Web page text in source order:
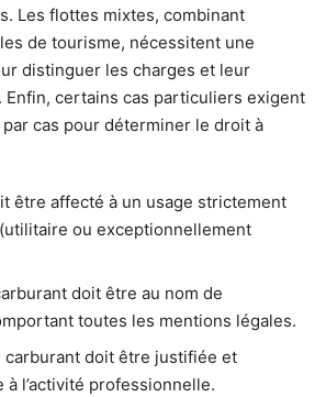
Les flottes mixtes, combinant
de tourisme, nécessitent une
distinguer les charges et leur
Enfin, certains cas particuliers exigent
par cas pour déterminer le droit à
être affecté à un usage strictement
ou exceptionnellement
doit être au nom de
toutes les mentions légales.
carburant doit être justifiée et
l’activité professionnelle.